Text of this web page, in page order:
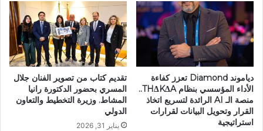
دياموند Diamond تعزز كفاءة
الأداء المؤسسي بنظام THΔKΔA..
منصة الـ AI الرائدة لتسريع اتخاذ
القرار وتحويل البيانات لقرارات
استراتيجية
تقديم كتاب من تصوير الفنان جلال
المسري بحضور الدكتورة رانيا
المشاط. وزيرة التخطيط والتعاون
الدولي
يناير 31, 2026